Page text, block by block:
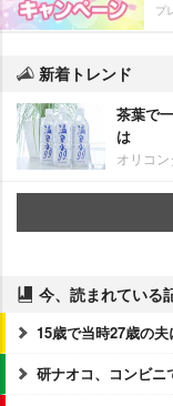
プ
新着トレンド
茶葉で
は
オリコ
今、読まれている
15歳で当時27歳の
研ナオコ、コンビニ